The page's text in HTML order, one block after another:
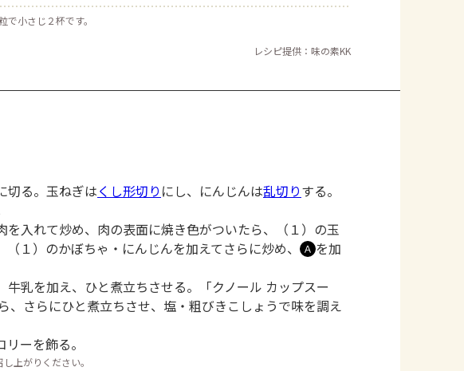
で小さじ２杯です。
レシピ提供：味の素KK
切る。玉ねぎはくし形切り にし、にんじんは乱切りする。
を入れて炒め、肉の表面に焼き色がついたら、（１）の玉
１）のかぼちゃ・にんじんを加えてさらに炒め、
Ａ を加
乳を加え、ひと煮立ちさせる。「クノール カップスー
、さらにひと煮立ちさせ、塩・粗びきこしょうで味を調え
ーを飾る。
上がりください。